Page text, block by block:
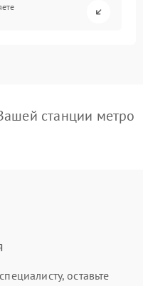
станции метро
оставьте